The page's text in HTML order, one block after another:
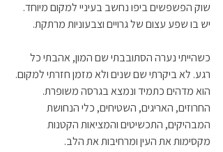
שוק הפשפשים ביפו נחשב בעיניי למקום מיוחד.
יש בו שפע עצום של גרויים וצבעוניות מרתקת.
כשהייתי נערה הסתובבתי שם המון, אהבתי כל
רגע. לא ביקרתי שם שנים ולא מזמן חזרתי למקום.
הוא מדהים כתמיד ונמצא בגרסה משופרת.
החרוזים, האריגים, השטיחים, כלי הנחושת
המבהיקים, התכשיטים והמציאות הקטנות
מקסימות את העין ומרחיבות את הלב.